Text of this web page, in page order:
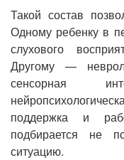
Такой состав
Одному ребенку в
слухового
Другому —
сенсорная
поддержка и
подбирается не
ситуацию.